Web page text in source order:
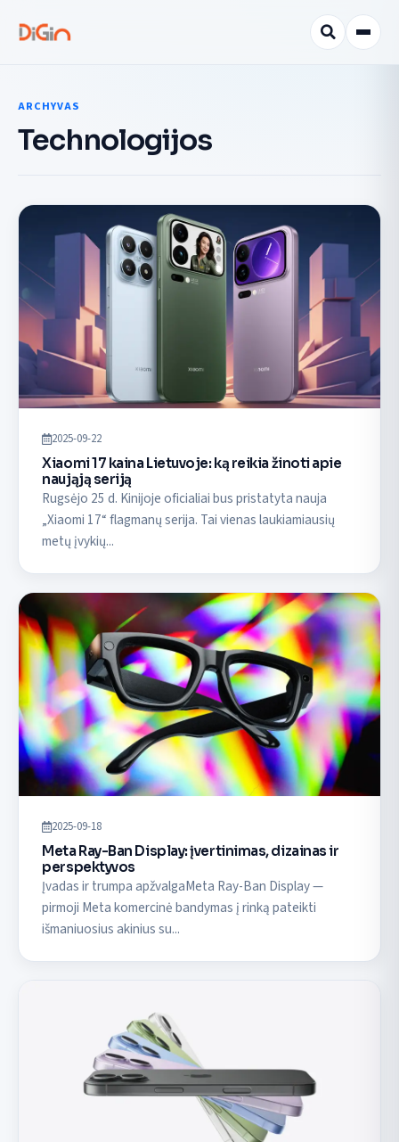
ARCHYVAS
Technologijos
2025-09-22
Xiaomi 17 kaina Lietuvoje: ką reikia žinoti apie
naująją seriją
Rugsėjo 25 d. Kinijoje oficialiai bus pristatyta nauja
„Xiaomi 17“ flagmanų serija. Tai vienas laukiamiausių
metų įvykių...
2025-09-18
Meta Ray-Ban Display: įvertinimas, dizainas ir
perspektyvos
Įvadas ir trumpa apžvalgaMeta Ray-Ban Display —
pirmoji Meta komercinė bandymas į rinką pateikti
išmaniuosius akinius su...